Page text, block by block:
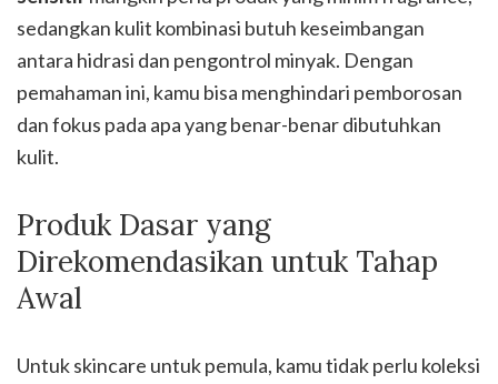
sedangkan kulit kombinasi butuh keseimbangan
antara hidrasi dan pengontrol minyak. Dengan
pemahaman ini, kamu bisa menghindari pemborosan
dan fokus pada apa yang benar-benar dibutuhkan
kulit.
Produk Dasar yang
Direkomendasikan untuk Tahap
Awal
Untuk skincare untuk pemula, kamu tidak perlu koleksi